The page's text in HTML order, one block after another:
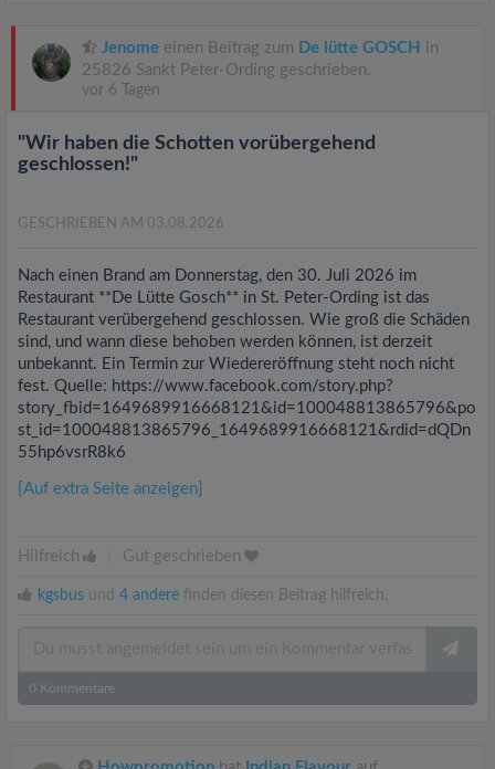
Jenome einen Beitrag zum De lütte GOSCH in
25826 Sankt Peter-Ording geschrieben.
vor 6 Tagen
"Wir haben die Schotten vorübergehend
geschlossen!"
GESCHRIEBEN AM 03.08.2026
Nach einen Brand am Donnerstag, den 30. Juli 2026 im
Restaurant **De Lütte Gosch** in St. Peter-Ording ist das
Restaurant verübergehend geschlossen. Wie groß die Schäden
sind, und wann diese behoben werden können, ist derzeit
unbekannt. Ein Termin zur Wiedereröffnung steht noch nicht
fest. Quelle: https://www.facebook.com/story.php?
story_fbid=1649689916668121&id=100048813865796&po
st_id=100048813865796_1649689916668121&rdid=dQDn
55hp6vsrR8k6
[Auf extra Seite anzeigen]
Hilfreich Gut geschrieben
kgsbus und 4 andere finden diesen Beitrag hilfreich.
0 Kommentare